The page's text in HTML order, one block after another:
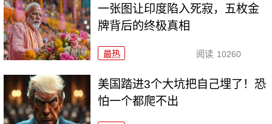
一张图让印度陷入死寂，五枚金
牌背后的终极真相
最热 阅读 10260
美国踏进3个大坑把自己埋了！恐
怕一个都爬不出